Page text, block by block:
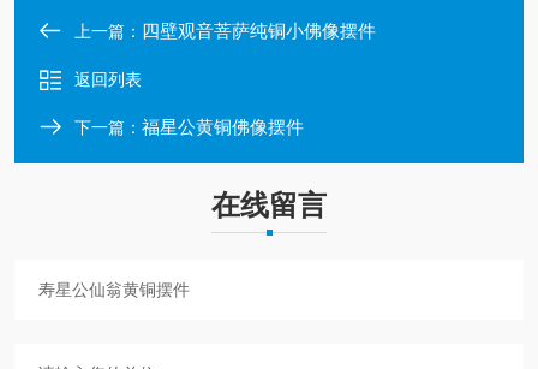
上一篇： 四壁观音菩萨纯铜小佛像摆件
返回列表
下一篇： 福星公黄铜佛像摆件
在线留言